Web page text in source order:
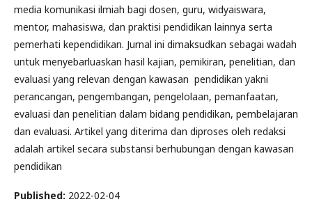
media komunikasi ilmiah bagi dosen, guru, widyaiswara,
mentor, mahasiswa, dan praktisi pendidikan lainnya serta
pemerhati kependidikan. Jurnal ini dimaksudkan sebagai wadah
untuk menyebarluaskan hasil kajian, pemikiran, penelitian, dan
evaluasi yang relevan dengan kawasan pendidikan yakni
perancangan, pengembangan, pengelolaan, pemanfaatan,
evaluasi dan penelitian dalam bidang pendidikan, pembelajaran
dan evaluasi. Artikel yang diterima dan diproses oleh redaksi
adalah artikel secara substansi berhubungan dengan kawasan
pendidikan
Published: 2022-02-04